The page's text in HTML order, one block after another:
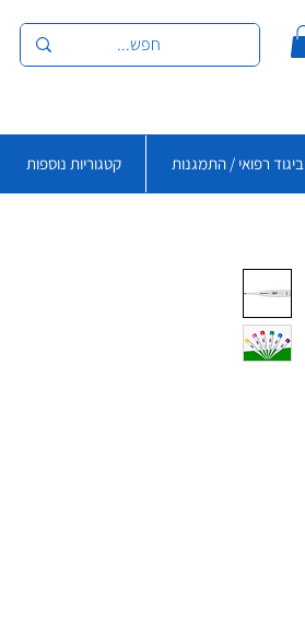
ביגוד רפואי / התמגנות קטגוריות נוספות